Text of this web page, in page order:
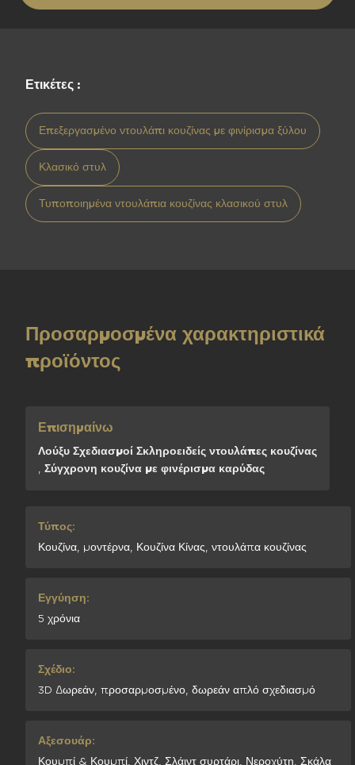
Ετικέτες :
Επεξεργασμένο ντουλάπι κουζίνας με φινίρισμα ξύλου
Κλασικό στυλ
Τυποποιημένα ντουλάπια κουζίνας κλασικού στυλ
Προσαρμοσμένα χαρακτηριστικά
προϊόντος
Επισημαίνω
Λούξυ Σχεδιασμοί Σκληροειδείς ντουλάπες κουζίνας
, Σύγχρονη κουζίνα με φινέρισμα καρύδας
Τύπος:
Κουζίνα, μοντέρνα, Κουζίνα Κίνας, ντουλάπα κουζίνας
Εγγύηση:
5 χρόνια
Σχέδιο:
3D Δωρεάν, προσαρμοσμένο, δωρεάν απλό σχεδιασμό
Αξεσουάρ:
Κουμπί & Κουμπί, Χιντζ, Σλάιντ συρτάρι, Νεροχύτη, Σκάλα